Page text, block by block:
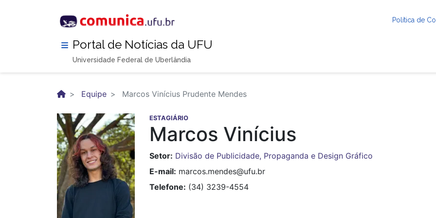
Política de
Portal de Notícias da UFU
Universidade Federal de Uberlândia
Equipe Marcos Vinícius Prudente Mendes
ESTAGIÁRIO
Marcos Vinícius
Setor Divisão de Publicidade, Propaganda e Design Gráfico
E-mail marcos.mendes@ufu.br
Telefone (34) 3239-4554